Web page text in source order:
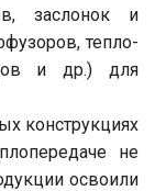
заслонок и
тепло-
и др.) для
конструкциях
не
освоили